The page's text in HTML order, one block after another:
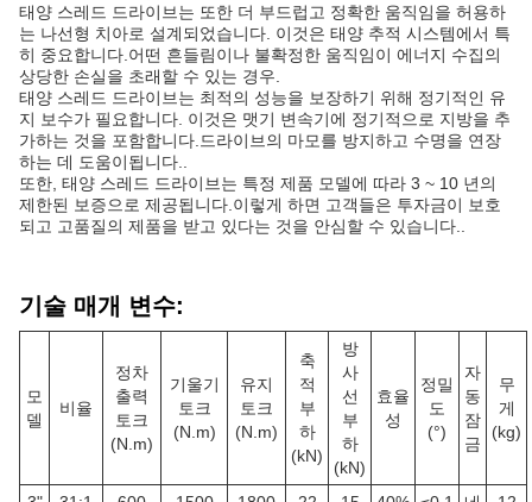
태양 스레드 드라이브는 또한 더 부드럽고 정확한 움직임을 허용하
는 나선형 치아로 설계되었습니다. 이것은 태양 추적 시스템에서 특
히 중요합니다.어떤 흔들림이나 불확정한 움직임이 에너지 수집의
상당한 손실을 초래할 수 있는 경우.
태양 스레드 드라이브는 최적의 성능을 보장하기 위해 정기적인 유
지 보수가 필요합니다. 이것은 맷기 변속기에 정기적으로 지방을 추
가하는 것을 포함합니다.드라이브의 마모를 방지하고 수명을 연장
하는 데 도움이됩니다..
또한, 태양 스레드 드라이브는 특정 제품 모델에 따라 3 ~ 10 년의
제한된 보증으로 제공됩니다.이렇게 하면 고객들은 투자금이 보호
되고 고품질의 제품을 받고 있다는 것을 안심할 수 있습니다..
기술 매개 변수:
모
델
비율
정차
출력
토크
(N.m)
기울기
토크
(N.m)
유지
토크
(N.m)
축
적
부
하
(kN)
방
사
선
부
하
(kN)
효율
성
정밀
도
(°)
자
동
잠
금
무
게
(kg)